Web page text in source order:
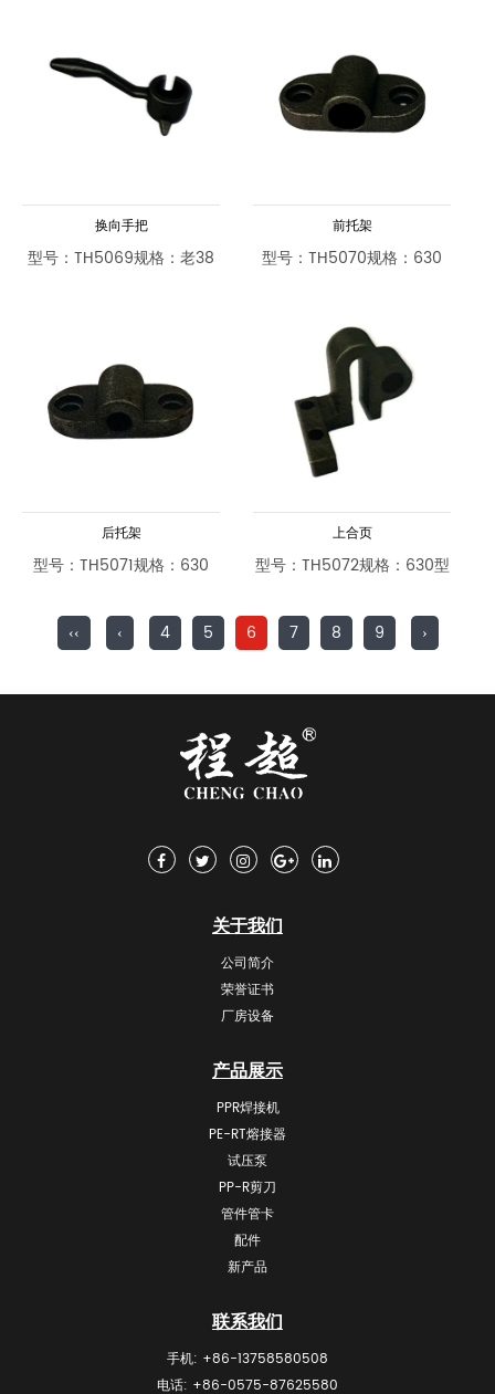
换向手把
型号：TH5069规格：老38
前托架
型号：TH5070规格：630
后托架
型号：TH5071规格：630
上合页
型号：TH5072规格：630型
‹‹ ‹ 4 5 6 7 8 9 ›
关于我们
公司简介
荣誉证书
厂房设备
产品展示
PPR焊接机
PE-RT熔接器
试压泵
PP-R剪刀
管件管卡
配件
新产品
联系我们
手机: +86-13758580508
电话: +86-0575-87625580